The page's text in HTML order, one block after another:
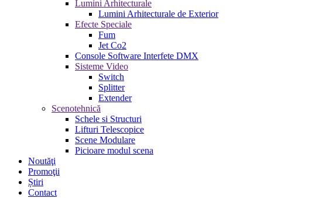
Lumini Arhitecturale
Lumini Arhitecturale de Exterior
Efecte Speciale
Fum
Jet Co2
Console Software Interfete DMX
Sisteme Video
Switch
Splitter
Extender
Scenotehnică
Schele si Structuri
Lifturi Telescopice
Scene Modulare
Picioare modul scena
Noutăţi
Promoţii
Știri
Contact